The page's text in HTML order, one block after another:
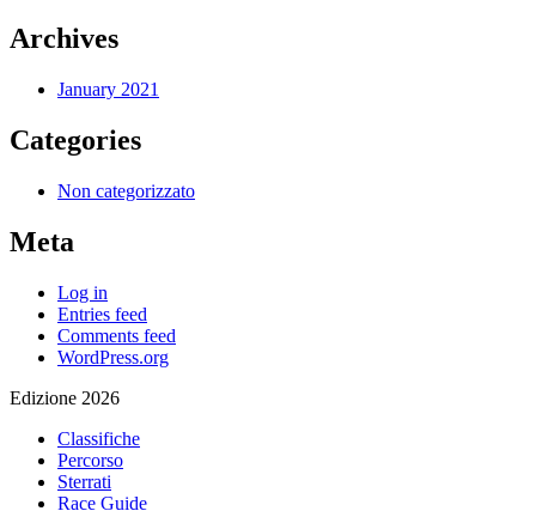
Archives
January 2021
Categories
Non categorizzato
Meta
Log in
Entries feed
Comments feed
WordPress.org
Edizione 2026
Classifiche
Percorso
Sterrati
Race Guide